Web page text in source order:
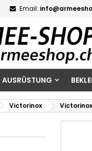
Email:
AUSRÜSTUNG
Victorinox
add_circle_outline